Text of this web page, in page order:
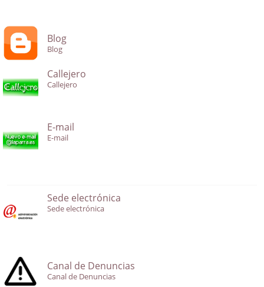
Blog
Blog
Callejero
Callejero
E-mail
E-mail
Sede electrónica
Sede electrónica
Canal de Denuncias
Canal de Denuncias